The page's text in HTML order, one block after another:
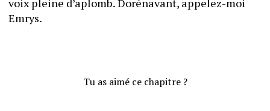
voix pleine d’aplomb. Dorénavant, appelez-moi
Tu as aimé ce chapitre ?